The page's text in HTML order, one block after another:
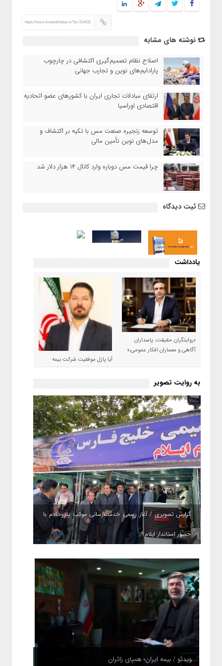
https://www.kioskekhabar.ir/?p=314432
نوشته های مشابه
اصلاح نظام تصمیم‌گیری اکتشافی در چارچوب
پارادایم‌های نوین و تجارب جهانی
ارتقای مبادلات تجاری ایران با کشورهای عضو اتحادیه
اقتصادی اوراسیا
توسعه زنجیره صنعت مس با تکیه بر اکتشاف و
مدل‌های نوین تأمین مالی
چرا قیمت مس دوباره وارد کانال ۱۴ هزار دلار شد
ثبت دیدگاه
یادداشت
«روایتگران حقیقت، پاسداران
آگاهی و معماران افکار عمومی،»
آیا پازل موفقیت شرکت بیمه
حکمت صبا در سال ۱۴۰۵ کامل می
شود؟!
به روایت تصویر
گزارش تصویری / آغاز رسمی خدمت‌رسانی موکب پتروخادم با
حضور استاندار ایلام
ویدئو / بیمه ایران؛ همپای زائران